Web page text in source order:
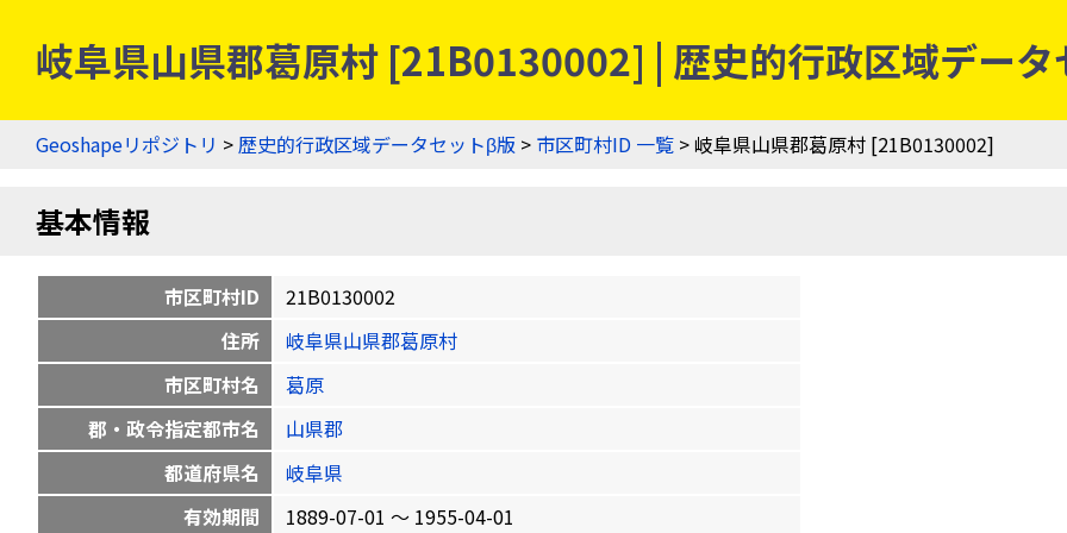
岐阜県山県郡葛原村 [21B0130002] | 歴史的行政区域デー
Geoshapeリポジトリ >歴史的行政区域データセットβ版 > 市区町村ID 一覧 > 岐阜県山県郡葛原村 [21B0130002]
基本情報
市区町村ID
21B0130002
住所
岐阜県山県郡葛原村
市区町村名
葛原
郡・政令指定都市名
山県郡
都道府県名
岐阜県
有効期間
1889-07-01 〜 1955-04-01